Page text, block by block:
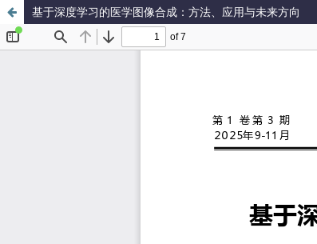
基于深度学习的医学图像合成：方法、应用与未来方向